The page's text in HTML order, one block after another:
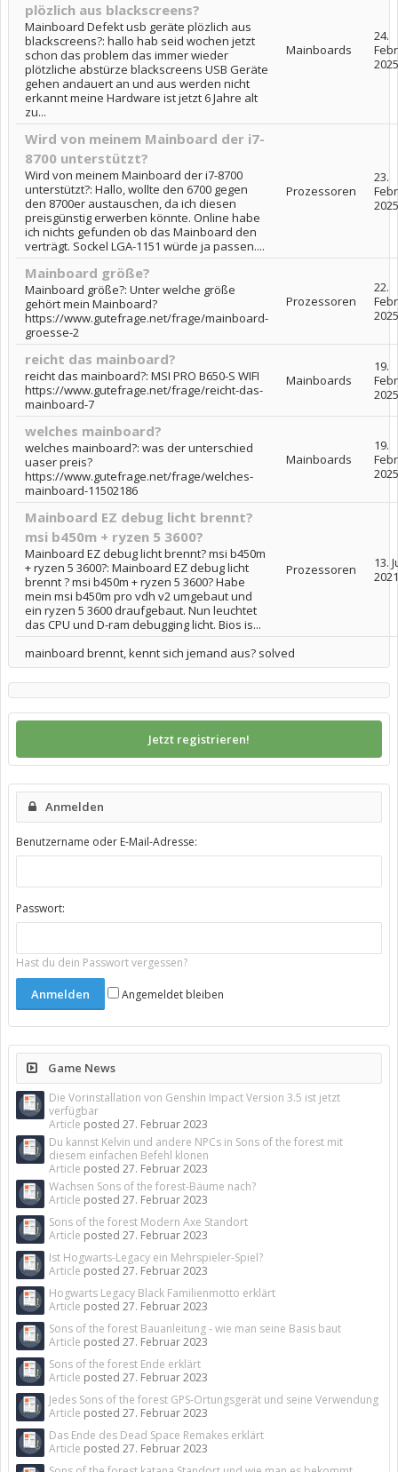
plözlich aus blackscreens?
Mainboard Defekt usb geräte plözlich aus
blackscreens?: hallo hab seid wochen jetzt
schon das problem das immer wieder
plötzliche abstürze blackscreens USB Geräte
gehen andauert an und aus werden nicht
erkannt meine Hardware ist jetzt 6 Jahre alt
zu...
Mainboards
24.
2025
Wird von meinem Mainboard der i7-
8700 unterstützt?
Wird von meinem Mainboard der i7-8700
unterstützt?: Hallo, wollte den 6700 gegen
den 8700er austauschen, da ich diesen
preisgünstig erwerben könnte. Online habe
ich nichts gefunden ob das Mainboard den
verträgt. Sockel LGA-1151 würde ja passen....
Prozessoren
23.
2025
Mainboard größe?
Mainboard größe?: Unter welche größe
gehört mein Mainboard?
https://www.gutefrage.net/frage/mainboard-
groesse-2
Prozessoren
22.
2025
reicht das mainboard?
reicht das mainboard?: MSI PRO B650-S WIFI
https://www.gutefrage.net/frage/reicht-das-
mainboard-7
Mainboards
19.
2025
welches mainboard?
welches mainboard?: was der unterschied
uaser preis?
https://www.gutefrage.net/frage/welches-
mainboard-11502186
Mainboards
19.
2025
Mainboard EZ debug licht brennt?
msi b450m + ryzen 5 3600?
Mainboard EZ debug licht brennt? msi b450m
+ ryzen 5 3600?: Mainboard EZ debug licht
brennt ? msi b450m + ryzen 5 3600? Habe
mein msi b450m pro vdh v2 umgebaut und
ein ryzen 5 3600 draufgebaut. Nun leuchtet
das CPU und D-ram debugging licht. Bios is...
Prozessoren
13.
2021
mainboard brennt, kennt sich jemand aus? solved
Jetzt registrieren!
Anmelden
Benutzername oder E-Mail-Adresse:
Passwort:
Hast du dein Passwort vergessen?
Angemeldet bleiben
Game News
Die Vorinstallation von Genshin Impact Version 3.5 ist jetzt
verfügbar
Article posted 27. Februar 2023
Du kannst Kelvin und andere NPCs in Sons of the forest mit
diesem einfachen Befehl klonen
Article posted 27. Februar 2023
Wachsen Sons of the forest-Bäume nach?
Article posted 27. Februar 2023
Sons of the forest Modern Axe Standort
Article posted 27. Februar 2023
Ist Hogwarts-Legacy ein Mehrspieler-Spiel?
Article posted 27. Februar 2023
Hogwarts Legacy Black Familienmotto erklärt
Article posted 27. Februar 2023
Sons of the forest Bauanleitung - wie man seine Basis baut
Article posted 27. Februar 2023
Sons of the forest Ende erklärt
Article posted 27. Februar 2023
Jedes Sons of the forest GPS-Ortungsgerät und seine Verwendung
Article posted 27. Februar 2023
Das Ende des Dead Space Remakes erklärt
Article posted 27. Februar 2023